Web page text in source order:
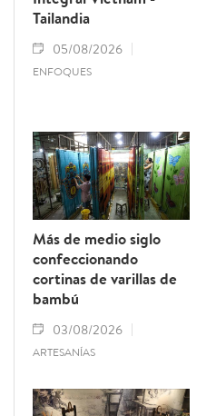
Tailandia
05/08/2026
ENFOQUES
Más de medio siglo
confeccionando
cortinas de varillas de
bambú
03/08/2026
ARTESANÍAS